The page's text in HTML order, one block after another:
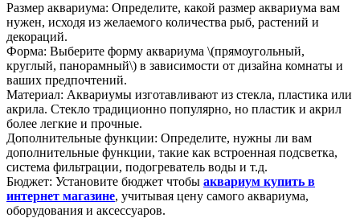
Размер аквариума: Определите, какой размер аквариума вам
нужен, исходя из желаемого количества рыб, растений и
декораций.
Форма: Выберите форму аквариума \(прямоугольный,
круглый, панорамный\) в зависимости от дизайна комнаты и
ваших предпочтений.
Материал: Аквариумы изготавливают из стекла, пластика или
акрила. Стекло традиционно популярно, но пластик и акрил
более легкие и прочные.
Дополнительные функции: Определите, нужны ли вам
дополнительные функции, такие как встроенная подсветка,
система фильтрации, подогреватель воды и т.д.
Бюджет: Установите бюджет чтобы аквариум купить в
интернет магазине, учитывая цену самого аквариума,
оборудования и аксессуаров.